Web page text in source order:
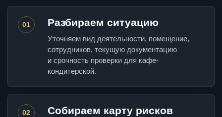
01 Разбираем ситуацию
Уточняем вид деятельности, помещение,
сотрудников, текущую документацию
и срочность проверки для кафе-
кондитерской.
02 Собираем карту рисков